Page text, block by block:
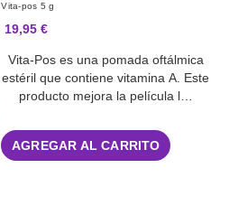
Vita-pos 5 g
19,95 €
Vita-Pos es una pomada oftálmica
estéril que contiene vitamina A. Este
producto mejora la película l…
AGREGAR AL CARRITO